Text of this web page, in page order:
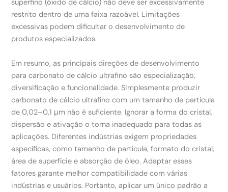
superfino (óxido de cálcio) não deve ser excessivamente
restrito dentro de uma faixa razoável. Limitações
excessivas podem dificultar o desenvolvimento de
produtos especializados.
Em resumo, as principais direções de desenvolvimento
para carbonato de cálcio ultrafino são especialização,
diversificação e funcionalidade. Simplesmente produzir
carbonato de cálcio ultrafino com um tamanho de partícula
de 0,02–0,1 μm não é suficiente. Ignorar a forma do cristal,
dispersão e ativação o torna inadequado para todas as
aplicações. Diferentes indústrias exigem propriedades
específicas, como tamanho de partícula, formato do cristal,
área de superfície e absorção de óleo. Adaptar esses
fatores garante melhor compatibilidade com várias
indústrias e usuários. Portanto, aplicar um único padrão a